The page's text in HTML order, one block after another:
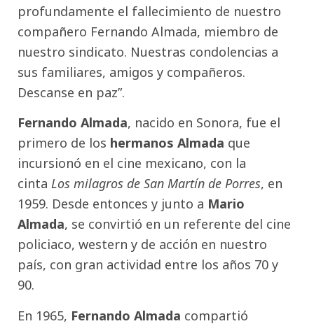
profundamente el fallecimiento de nuestro
compañero Fernando Almada, miembro de
nuestro sindicato. Nuestras condolencias a
sus familiares, amigos y compañeros.
Descanse en paz”.
Fernando Almada, nacido en Sonora, fue el
primero de los hermanos Almada que
incursionó en el cine mexicano, con la
cinta Los milagros de San Martín de Porres, en
1959. Desde entonces y junto a Mario
Almada, se convirtió en un referente del cine
policiaco, western y de acción en nuestro
país, con gran actividad entre los años 70 y
90.
En 1965, Fernando Almada compartió